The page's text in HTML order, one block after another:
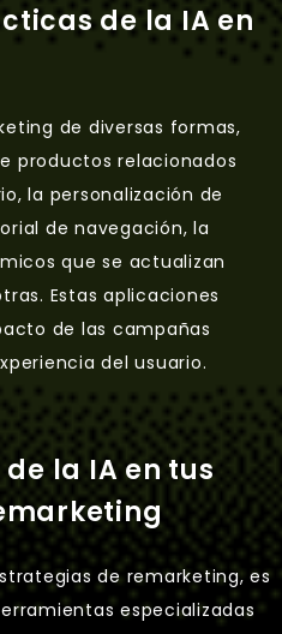
de la IA en
de diversas formas,
productos relacionados
la personalización de
de navegación, la
que se actualizan
Estas aplicaciones
de las campañas
del usuario.
la IA en tus
de remarketing, es
especializadas